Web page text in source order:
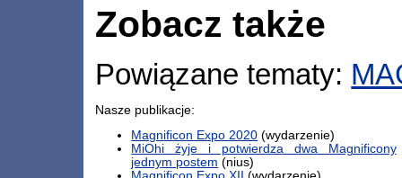
Zobacz także
Powiązane tematy:
Nasze publikacje:
Magnificon Expo 2020 (wydarzenie)
MiOhi żyje i potwierdza dwa Magnificony
jednym postem (nius)